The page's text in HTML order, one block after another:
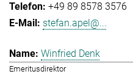
+49 89 8578 3576
stefan.apel@...
Winfried Denk
Emeritusdirektor